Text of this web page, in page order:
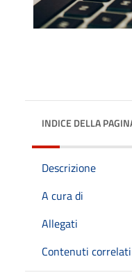
INDICE DELLA
Descrizione
A cura di
Allegati
Contenuti correlati